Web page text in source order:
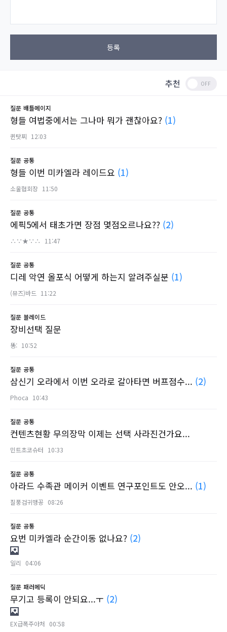
등록
추천
질문 배틀메이지
형들 여법중에서는 그나마 뭐가 괜찮아요? (1)
퀸탓찌 12:03
질문 공통
형들 이번 미카엘라 레이드요 (1)
소울협회장 11:50
질문 공통
에픽5에서 태초가면 장점 몇점오르나요?? (2)
∴∵★∵∴ 11:47
질문 공통
디레 악연 올포식 어떻게 하는지 알려주실분 (1)
(뮤즈)바드 11:22
질문 블레이드
장비선택 질문
똥: 10:52
질문 공통
삼신기 오라에서 이번 오라로 갈아타면 버프점수... (2)
Phoca 10:43
질문 공통
컨텐츠현황 무의장막 이제는 선택 사라진건가요...
민트초코슈터 10:33
질문 공통
아라드 수족관 메이커 이벤트 연구포인트도 안오... (1)
질풍검귀맹꽁 08:26
질문 공통
요번 미카엘라 순간이동 없나요? (2)
일리 04:06
질문 패러메딕
무기고 등록이 안되요...ㅜ (2)
EX급폭주아처 00:58